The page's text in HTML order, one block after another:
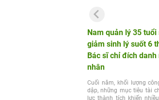
Nam quản lý 35 tuổi
giảm sinh lý suốt 6
Bác sĩ chỉ đích danh
nhân
Cuối năm, khối lượng
dập, những mục tiêu tài
lực thành tích khiến